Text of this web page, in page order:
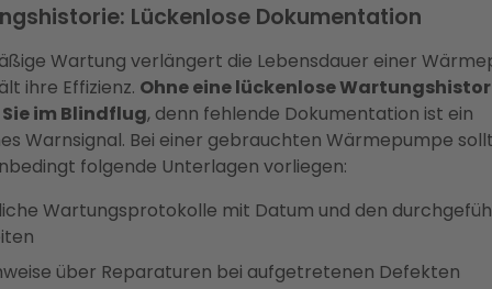
Lückenlose Dokumentation
Wartung verlängert die Lebensdauer einer
ihre Effizienz. Ohne eine lückenlose
im Blindflug, denn fehlende Dokumentation ist ein
Warnsignal. Bei einer gebrauchten Wärmepumpe
folgende Unterlagen vorliegen:
Wartungsprotokolle mit Datum und den
über Reparaturen bei aufgetretenen Defekten